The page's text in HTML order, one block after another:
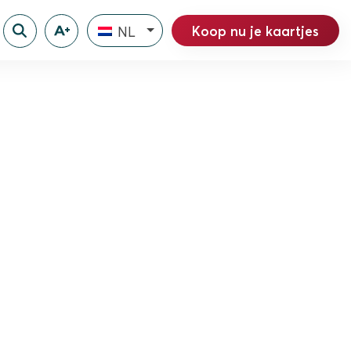
NL Koop nu je kaartjes